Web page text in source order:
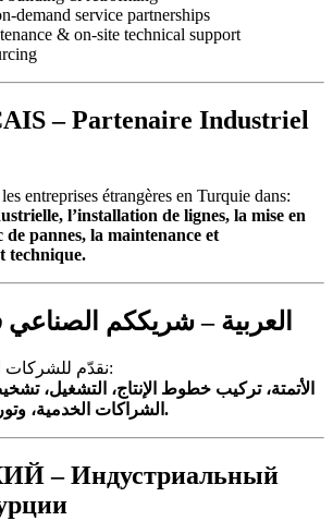
demand service partnerships
& on-site technical support
– Partenaire Industriel
entreprises étrangères en Turquie dans:
l’installation de lignes, la mise en
de pannes, la maintenance et
technique.
العربية – شريككم الصناعي
نقدّم للشركات الأجنبية جميع خدمات:
الأتمتة، تركيب خطوط الإنتاج، التشغيل،
الشراكات الخدمية، وتوريد المعدات الصناعية.
– Индустриальный